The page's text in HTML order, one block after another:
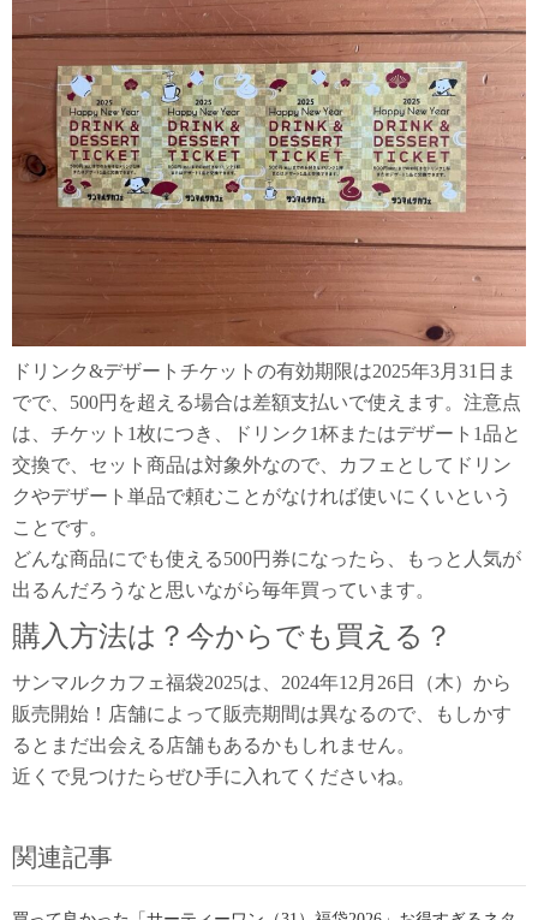
ドリンク&デザートチケットの有効期限は2025年3月31日ま
でで、500円を超える場合は差額支払いで使えます。注意点
は、チケット1枚につき、ドリンク1杯またはデザート1品と
交換で、セット商品は対象外なので、カフェとしてドリン
クやデザート単品で頼むことがなければ使いにくいという
ことです。
どんな商品にでも使える500円券になったら、もっと人気が
出るんだろうなと思いながら毎年買っています。
購入方法は？今からでも買える？
サンマルクカフェ福袋2025は、2024年12月26日（木）から
販売開始！店舗によって販売期間は異なるので、もしかす
るとまだ出会える店舗もあるかもしれません。
近くで見つけたらぜひ手に入れてくださいね。
関連記事